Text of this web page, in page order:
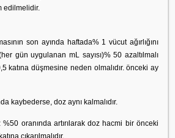
edilmelidir.
son ayında haftada% 1 vücut ağırlığını
gün uygulanan mL sayısı)% 50 azaltılmalı
katına düşmesine neden olmalıdır. önceki ay
kaybederse, doz aynı kalmalıdır.
oranında artırılarak doz hacmi bir önceki
çıkarılmalıdır.